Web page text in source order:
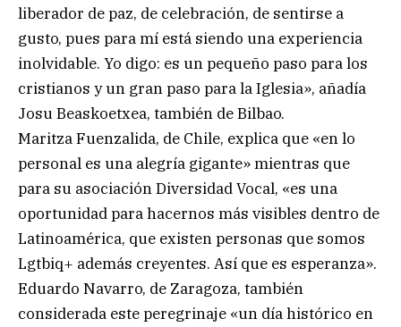
liberador de paz, de celebración, de sentirse a
gusto, pues para mí está siendo una experiencia
inolvidable. Yo digo: es un pequeño paso para los
cristianos y un gran paso para la Iglesia», añadía
Josu Beaskoetxea, también de Bilbao.
Maritza Fuenzalida, de Chile, explica que «en lo
personal es una alegría gigante» mientras que
para su asociación Diversidad Vocal, «es una
oportunidad para hacernos más visibles dentro de
Latinoamérica, que existen personas que somos
Lgtbiq+ además creyentes. Así que es esperanza».
Eduardo Navarro, de Zaragoza, también
considerada este peregrinaje «un día histórico en